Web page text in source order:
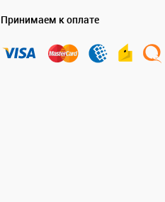
Принимаем к оплате